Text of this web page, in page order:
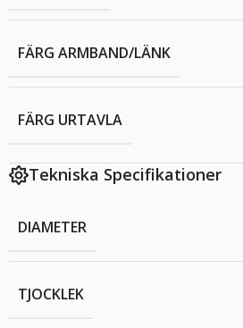
FÄRG ARMBAND/LÄNK
FÄRG URTAVLA
Tekniska Specifikationer
DIAMETER
TJOCKLEK